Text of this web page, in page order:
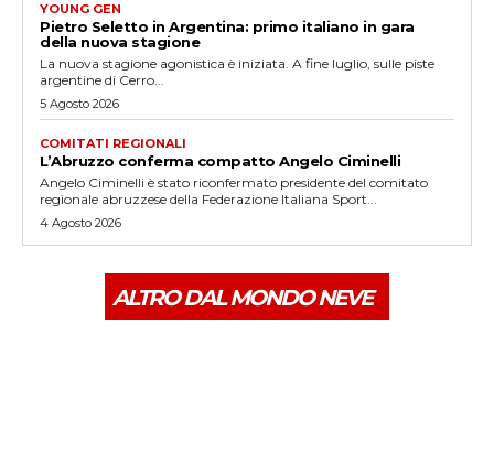
YOUNG GEN
Pietro Seletto in Argentina: primo italiano in gara
della nuova stagione
La nuova stagione agonistica è iniziata. A fine luglio, sulle piste
argentine di Cerro...
5 Agosto 2026
COMITATI REGIONALI
L’Abruzzo conferma compatto Angelo Ciminelli
Angelo Ciminelli è stato riconfermato presidente del comitato
regionale abruzzese della Federazione Italiana Sport...
4 Agosto 2026
ALTRO DAL MONDO NEVE